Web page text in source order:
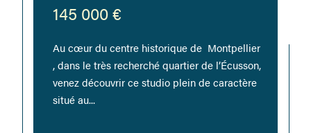
145 000 €
Au cœur du centre historique de Montpellier
, dans le très recherché quartier de l’Écusson,
venez découvrir ce studio plein de caractère
situé au...